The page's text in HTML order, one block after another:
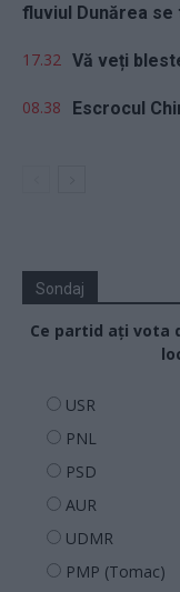
fluviul Dunărea
17.32 Vă veți
08.38 Escrocul
Sondaj
Ce partid ați vota
USR
PNL
PSD
AUR
UDMR
PMP (Tomac)